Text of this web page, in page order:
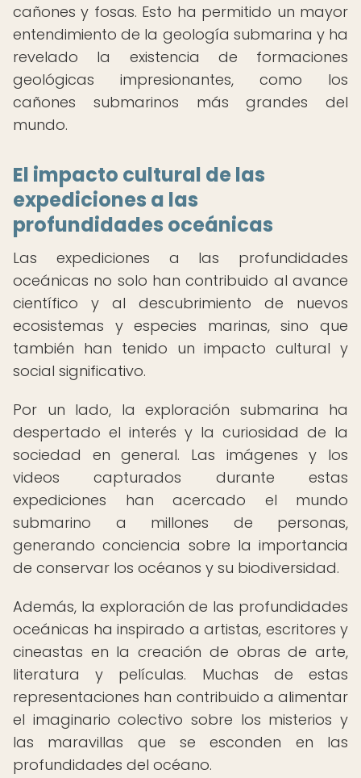
cañones y fosas. Esto ha permitido un mayor
entendimiento de la geología submarina y ha
revelado la existencia de formaciones
geológicas impresionantes, como los
cañones submarinos más grandes del
mundo.
El impacto cultural de las
expediciones a las
profundidades oceánicas
Las expediciones a las profundidades
oceánicas no solo han contribuido al avance
científico y al descubrimiento de nuevos
ecosistemas y especies marinas, sino que
también han tenido un impacto cultural y
social significativo.
Por un lado, la exploración submarina ha
despertado el interés y la curiosidad de la
sociedad en general. Las imágenes y los
videos capturados durante estas
expediciones han acercado el mundo
submarino a millones de personas,
generando conciencia sobre la importancia
de conservar los océanos y su biodiversidad.
Además, la exploración de las profundidades
oceánicas ha inspirado a artistas, escritores y
cineastas en la creación de obras de arte,
literatura y películas. Muchas de estas
representaciones han contribuido a alimentar
el imaginario colectivo sobre los misterios y
las maravillas que se esconden en las
profundidades del océano.